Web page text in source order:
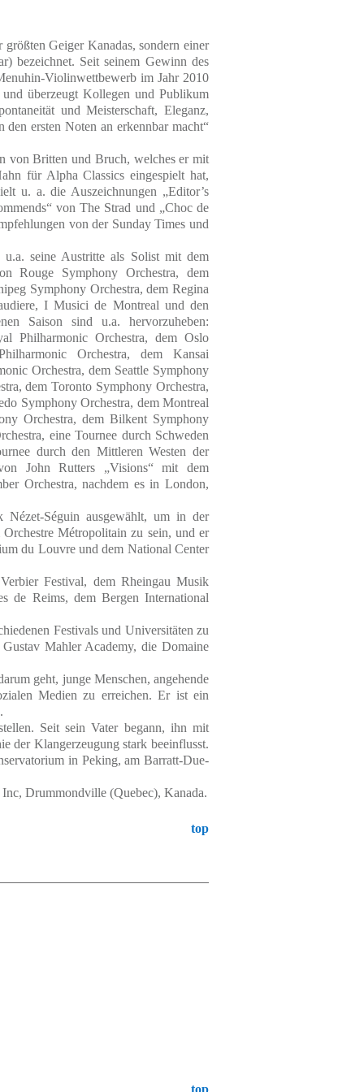
Geiger Kanadas, sondern einer
bezeichnet. Seit seinem Gewinn des
Violinwettbewerb im Jahr 2010
und überzeugt Kollegen und Publikum
und Meisterschaft, Eleganz,
ersten Noten an erkennbar macht“
von Britten und Bruch, welches er mit
für Alpha Classics eingespielt hat,
u. a. die Auszeichnungen „Editor’s
von The Strad und „Choc de
von der Sunday Times und
seine Austritte als Solist mit dem
Rouge Symphony Orchestra, dem
Symphony Orchestra, dem Regina
I Musici de Montreal und den
Saison sind u.a. hervorzuheben:
Philharmonic Orchestra, dem Oslo
Orchestra, dem Kansai
Orchestra, dem Seattle Symphony
dem Toronto Symphony Orchestra,
Symphony Orchestra, dem Montreal
Orchestra, dem Bilkent Symphony
eine Tournee durch Schweden
durch den Mittleren Westen der
John Rutters „Visions“ mit dem
Orchestra, nachdem es in London,
Séguin ausgewählt, um in der
Métropolitain zu sein, und er
du Louvre und dem National Center
Festival, dem Rheingau Musik
de Reims, dem Bergen International
Festivals und Universitäten zu
Mahler Academy, die Domaine
geht, junge Menschen, angehende
Medien zu erreichen. Er ist ein
Seit sein Vater begann, ihn mit
der Klangerzeugung stark beeinflusst.
in Peking, am Barratt-Due-
Drummondville (Quebec), Kanada.
top
top